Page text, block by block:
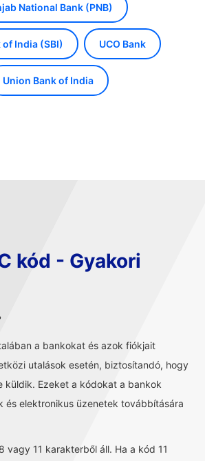
National Bank (PNB)
of India (SBI) UCO Bank
Union Bank of India
kód - Gyakori
a bankokat és azok fiókjait
utalások esetén, biztosítandó, hogy
küldik. Ezeket a kódokat a bankok
és elektronikus üzenetek továbbítására
vagy 11 karakterből áll. Ha a kód 11